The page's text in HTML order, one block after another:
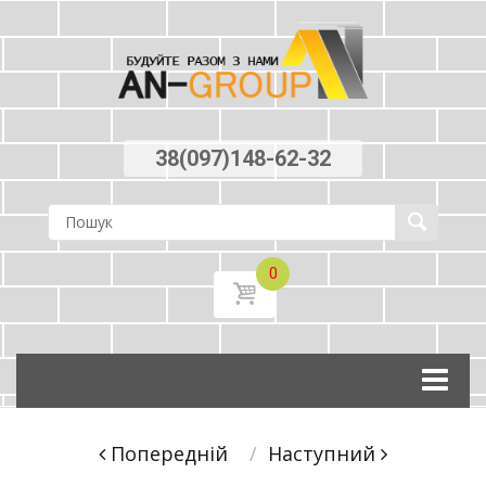
38(097)148-62-32
0
Skip
content
PostПопереднiй
Наступний